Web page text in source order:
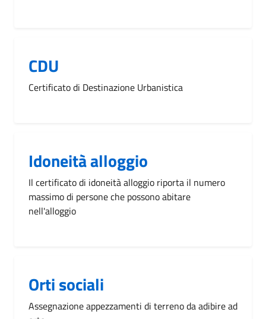
CDU
Certificato di Destinazione Urbanistica
Idoneità alloggio
Il certificato di idoneità alloggio riporta il numero
massimo di persone che possono abitare
nell'alloggio
Orti sociali
Assegnazione appezzamenti di terreno da adibire ad